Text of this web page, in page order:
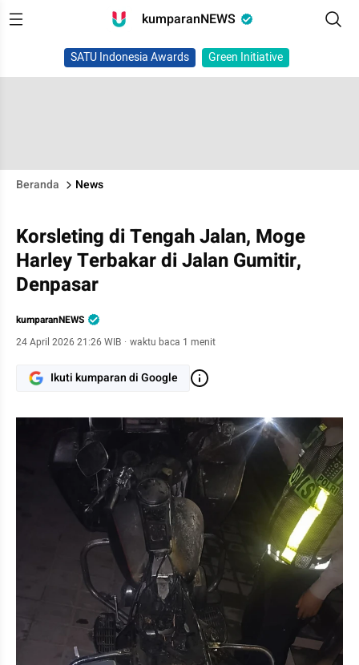
kumparanNEWS
SATU Indonesia Awards Green Initiative
Beranda News
Korsleting di Tengah Jalan, Moge
Harley Terbakar di Jalan Gumitir,
Denpasar
kumparanNEWS
24 April 2026 21:26 WIB · waktu baca 1 menit
Ikuti kumparan di Google